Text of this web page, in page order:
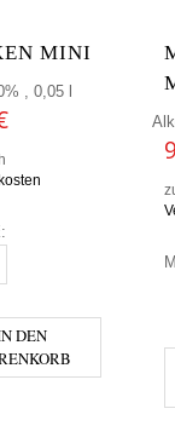
MINI
, 0,05 l
MINI MENGE
DEN